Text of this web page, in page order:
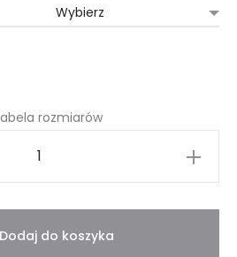
rozmiarów
Dodaj do koszyka